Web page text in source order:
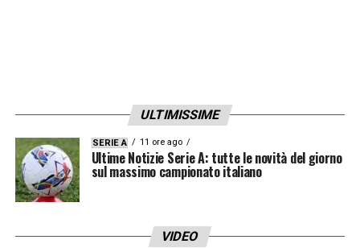
ULTIMISSIME
SERIE A 11 ore ago
Ultime Notizie Serie A: tutte le novità del giorno
sul massimo campionato italiano
VIDEO